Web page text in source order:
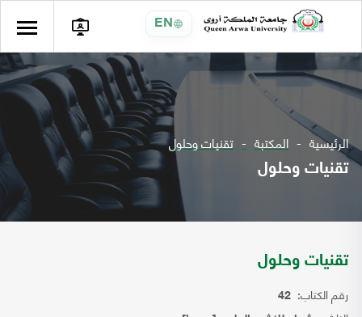
EN
الرئيسية المكتبة تقنيات وحلول
تقنيات وحلول
تقنيات وحلول
رقم الكتاب: 42